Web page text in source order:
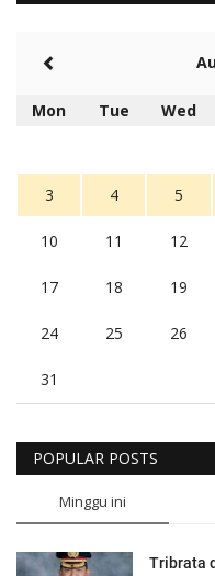
Mon Tue Wed
3 4 5
10 11 12
17 18 19
24 25 26
31
POPULAR POSTS
Minggu ini
Tribrata